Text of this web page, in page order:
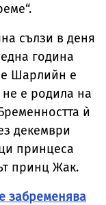
сълзи в деня
година
Шарлийн е
не е родила на
ѝ
декември
принцеса
принц Жак.
забременява